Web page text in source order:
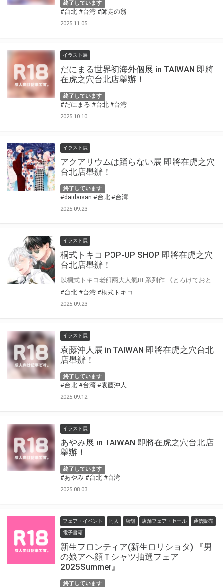
終了しています
#台北 #台湾 #師走の翁
2025.11.05
イラスト展
だにまる世界初海外個展 in TAIWAN 即將
在虎之穴台北店舉辦！
終了しています
#だにまる #台北 #台湾
2025.10.10
イラスト展
アクアリウムは踊らない展 即將在虎之穴
台北店舉辦！
終了しています
#daidaisan #台北 #台湾
2025.09.23
イラスト展
桐式トキコ POP-UP SHOP 即將在虎之穴
台北店舉辦！
#台北 #台湾 #桐式トキコ
2025.09.23
イラスト展
袁藤沖人展 in TAIWAN 即將在虎之穴台北
店舉辦！
終了しています
#台北 #台湾 #袁藤沖人
2025.09.12
イラスト展
あやみ展 in TAIWAN 即將在虎之穴台北店
舉辦！
終了しています
#あやみ #台北 #台湾
2025.08.03
フェア・イベント 同人 店舗 店舗フェア・セール 通信販売
電子書籍
新生フロンティア(新生ロリショタ) 『男
の娘アヘ顔Ｔシャツ抽選フェア
2025Summer』
終了しています